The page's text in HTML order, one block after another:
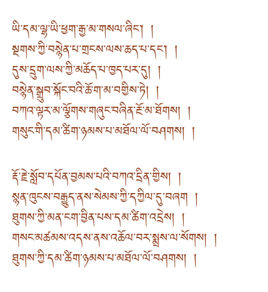
ཡི་དམ་ལྷ་ཡི་ཕྱག་རྒྱ་མ་གསལ་ཞིང་། །
སྔགས་ཀྱི་བསྙེན་པ་གྲངས་ལས་ཆད་པ་དང་། །
དུས་དྲུག་ལས་ཀྱི་མཆོད་པ་ཁྱད་པར་དུ། །
བསྙེན་སྒྲུབ་སྐོང་བའི་ཆོ་ག་མ་བགྱིས་ཏེ། །
བཀའ་ལྟར་མ་ལྕོགས་གཞུང་བཞིན་རྔོ་མ་ཐོགས། །
གསུང་གི་དམ་ཚིག་ཉམས་པ་མཐོལ་ལོ་བཤགས། །
རྡོ་རྗེ་སློབ་དཔོན་བྱམས་པའི་བཀའ་དྲིན་གྱིས། །
སྙན་ཁུངས་བརྒྱུད་ནས་སེམས་ཀྱི་དཀྱིལ་དུ་བཞག །
ཐུགས་ཀྱི་མན་ངག་བྱིན་པས་དམ་ཚིག་འདྲེས། །
གསང་མཚམས་འདས་ནས་འཆོལ་བར་སྨྲས་ལ་སོགས། །
ཐུགས་ཀྱི་དམ་ཚིག་ཉམས་པ་མཐོལ་ལོ་བཤགས། །